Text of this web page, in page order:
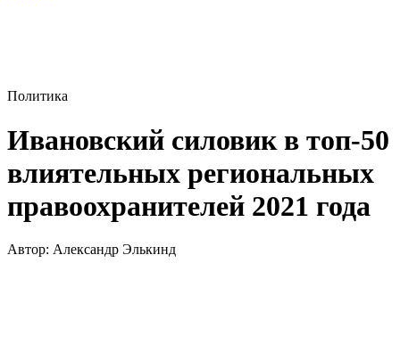
Политика
Ивановский силовик в топ-50
влиятельных региональных
правоохранителей 2021 года
Автор: Александр Элькинд